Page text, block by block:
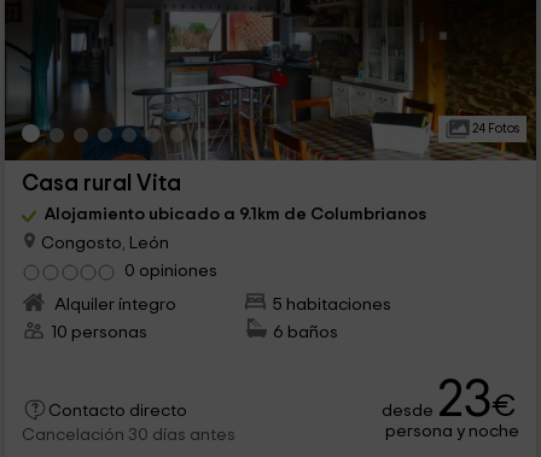
24 Fotos
Casa rural Vita
Alojamiento ubicado a 9.1km de Columbrianos
Congosto, León
0 opiniones
Alquiler íntegro
5 habitaciones
10 personas
6 baños
Contacto directo
Cancelación 30 días antes
desde 23€
persona y noche